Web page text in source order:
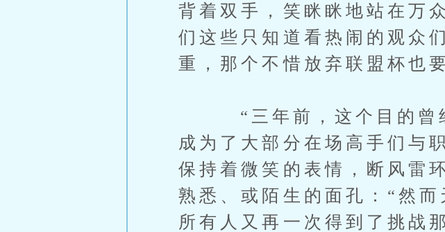
背着双手，笑眯眯地站在万
们这些只知道看热闹的观众
重，那个不惜放弃联盟杯也
“三年前，这个目的曾经
成为了大部分在场高手们与
保持着微笑的表情，断风雷
熟悉、或陌生的面孔：“然
所有人又再一次得到了挑战